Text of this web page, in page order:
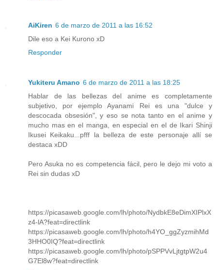
AiKiren 6 de marzo de 2011 a las 16:52
Dile eso a Kei Kurono xD
Responder
Yukiteru Amano 6 de marzo de 2011 a las 18:25
Hablar de las bellezas del anime es completamente
subjetivo, por ejemplo Ayanami Rei es una "dulce y
descocada obsesión", y eso se nota tanto en el anime y
mucho mas en el manga, en especial en el de Ikari Shinji
Ikusei Keikaku...pfff la belleza de este personaje allí se
destaca xDD
Pero Asuka no es competencia fácil, pero le dejo mi voto a
Rei sin dudas xD
https://picasaweb.google.com/lh/photo/NydbkE8eDimXIPlxX
z4-lA?feat=directlink
https://picasaweb.google.com/lh/photo/h4YO_ggZyzmihMd
3HHO0IQ?feat=directlink
https://picasaweb.google.com/lh/photo/pSPPVvLjtgtpW2u4
G7El8w?feat=directlink